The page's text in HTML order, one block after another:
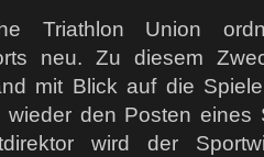
Triathlon Union
neu. Zu diesem
mit Blick auf die
den Posten eines
wird der